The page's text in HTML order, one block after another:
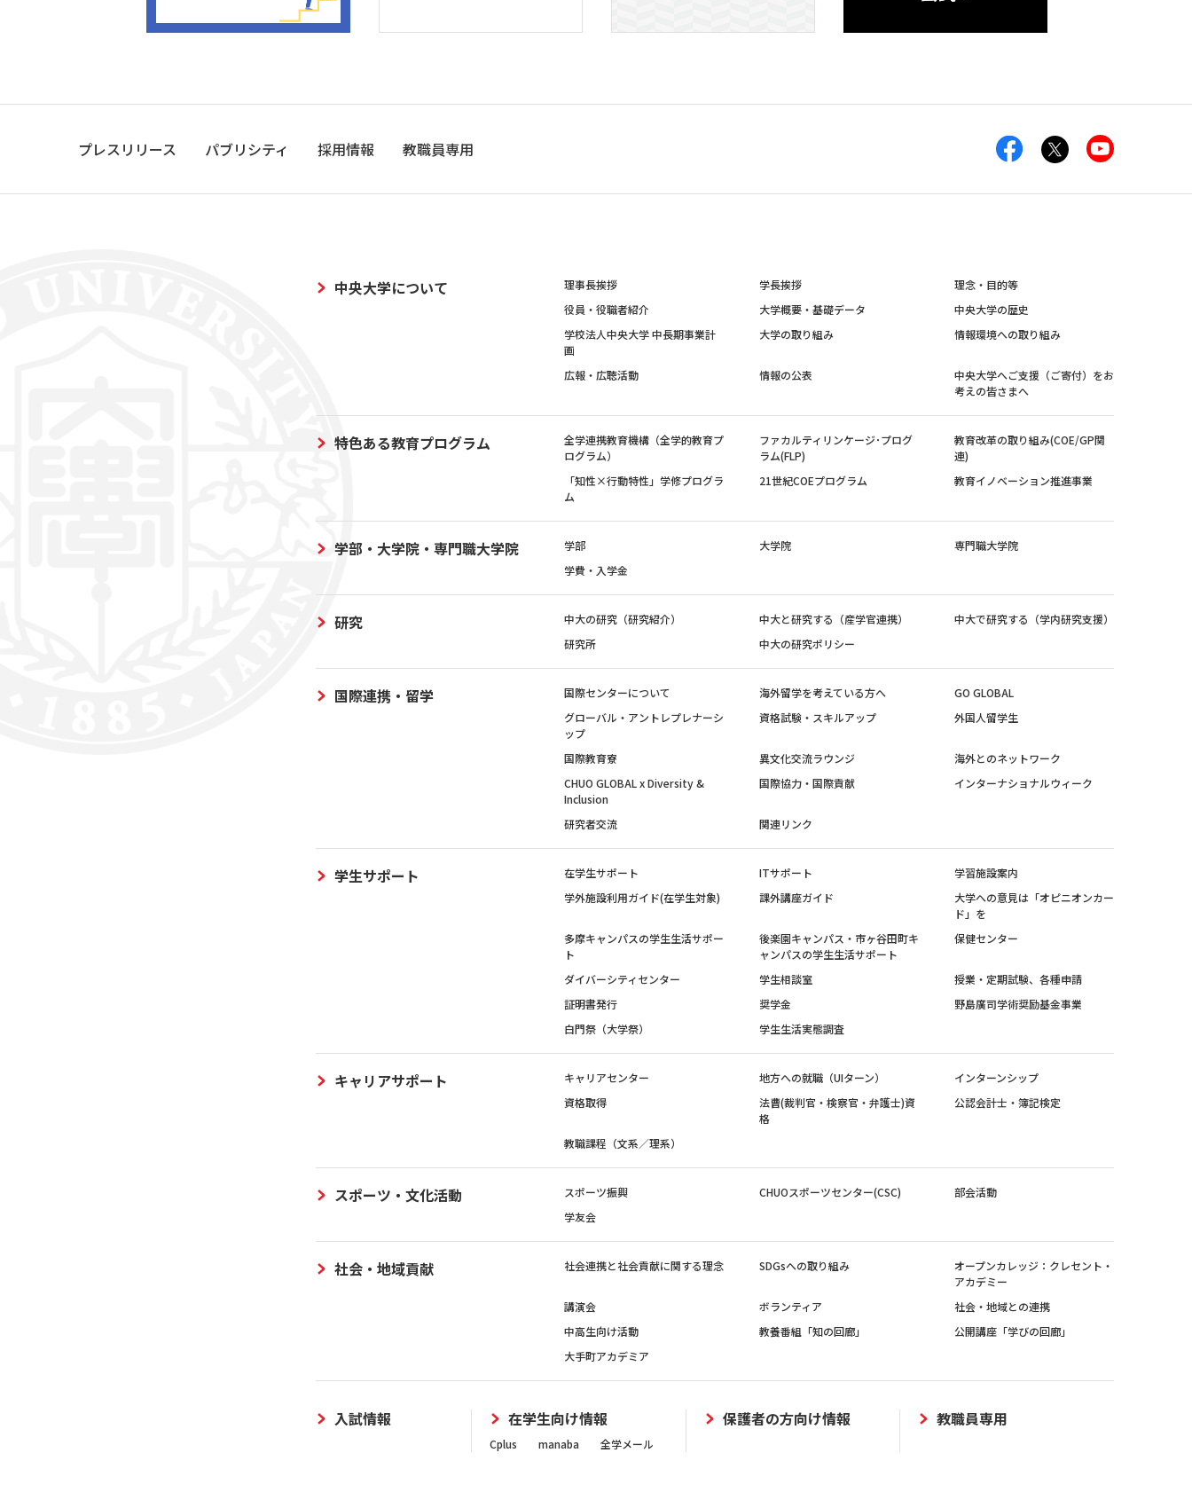
プレスリリース パブリシティ 採用情報 教職員専用
中央大学について 理事長挨拶 学長挨拶
理念・目的等
役員・役職者紹介
大学概要・基礎データ
中央大学の歴史
学校法人中央大学 中長期事業計
画
大学の取り組み 情報環境への取り組み
広報・広聴活動 情報の公表
中央大学へご支援（ご寄付）をお
考えの皆さまへ
特色ある教育プログラム
全学連携教育機構（全学的教育プ
ログラム）
ファカルティリンケージ･プログ
ラム(FLP)
教育改革の取り組み(COE/GP関
連)
「知性×行動特性」学修プログラ
ム
21世紀COEプログラム 教育イノベーション推進事業
学部・大学院・専門職大学院 学部 大学院
専門職大学院
学費・入学金
研究 中大の研究（研究紹介） 中大と研究する（産学官連携）
中大で研究する（学内研究支援）
研究所
中大の研究ポリシー
国際連携・留学 国際センターについて 海外留学を考えている方へ
GO GLOBAL
グローバル・アントレプレナーシ
ップ
資格試験・スキルアップ 外国人留学生
国際教育寮 異文化交流ラウンジ
海外とのネットワーク
CHUO GLOBAL x Diversity &
Inclusion
国際協力・国際貢献 インターナショナルウィーク
研究者交流 関連リンク
学生サポート 在学生サポート ITサポート
学習施設案内
学外施設利用ガイド(在学生対象)
課外講座ガイド
大学への意見は「オピニオンカー
ド」を
多摩キャンパスの学生生活サポー
ト
後楽園キャンパス・市ヶ谷田町キ
ャンパスの学生生活サポート
保健センター
ダイバーシティセンター 学生相談室
授業・定期試験、各種申請
証明書発行
奨学金
野島廣司学術奨励基金事業
白門祭（大学祭）
学生生活実態調査
キャリアサポート キャリアセンター 地方への就職（UIターン）
インターンシップ
資格取得
法曹(裁判官・検察官・弁護士)資
格
公認会計士・簿記検定
教職課程（文系／理系）
スポーツ・文化活動 スポーツ振興 CHUOスポーツセンター(CSC)
部会活動
学友会
社会・地域貢献 社会連携と社会貢献に関する理念 SDGsへの取り組み
オープンカレッジ：クレセント・
アカデミー
講演会
ボランティア
社会・地域との連携
中高生向け活動
教養番組「知の回廊」
公開講座「学びの回廊」
大手町アカデミア
入試情報 在学生向け情報
Cplus manaba 全学メール
保護者の方向け情報 教職員専用